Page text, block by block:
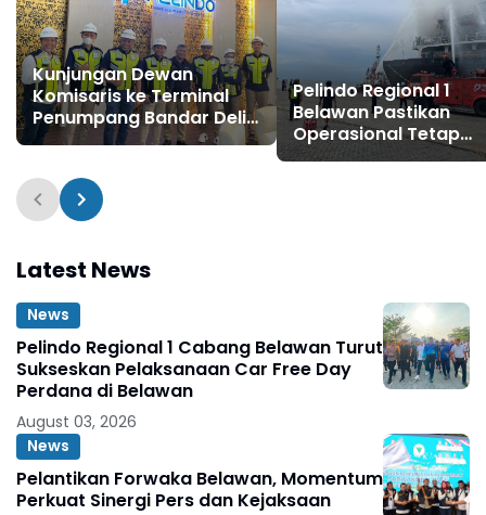
Kunjungan Dewan
Komisaris ke Terminal
Penumpang Bandar Deli,
Komitmen Pelindo
Pastikan Pelayanan
Andal untuk Periode Arus
Mudik Lebaran
Pelindo Regional 1
Belawan Pastikan
Operasional Tetap
Optimal Layani
Latest News
News
Pelindo Regional 1 Cabang Belawan Turut
Sukseskan Pelaksanaan Car Free Day
Perdana di Belawan
August 03, 2026
News
Pelantikan Forwaka Belawan, Momentum
Perkuat Sinergi Pers dan Kejaksaan